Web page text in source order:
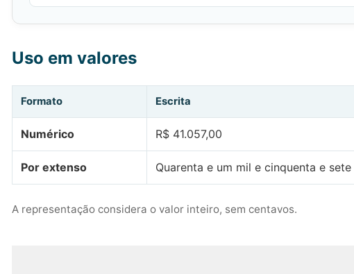
Uso em valores
Formato Escrita
Numérico R$ 41.057,00
Por extenso Quarenta e um mil e cinquenta e sete
A representação considera o valor inteiro, sem centavos.